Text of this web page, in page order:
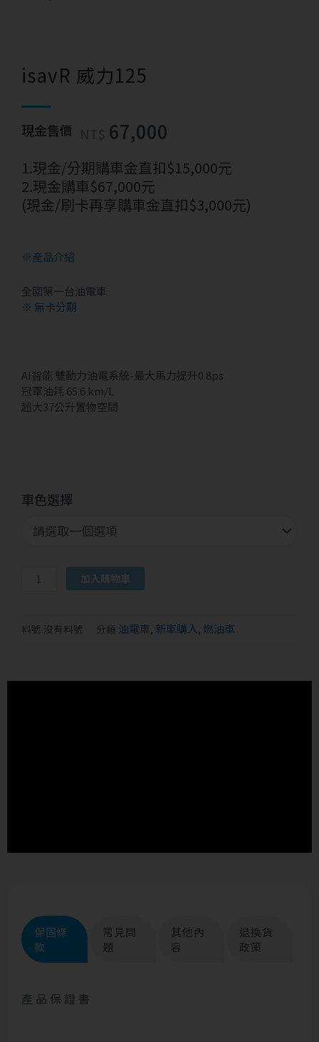
isavR 威力125
現金售價 67,000
1.現金/分期購車金直扣$15,000元
2.現金購車$67,000元
(現金/刷卡再享購車金直扣$3,000元)
※產品介紹
全國第一台油電車
※ 無卡分期
AI智能 雙動力油電系統-最大馬力提升0.8ps
冠軍油耗 65.6 km/L
超大37公升置物空間
車色選擇
威
125
加入購物車
料號 沒有料號 分類 油電車, 新車購入, 燃油車
保固條
款
常見問
題
其他內
容
退換貨
政策
產 品 保 證 書